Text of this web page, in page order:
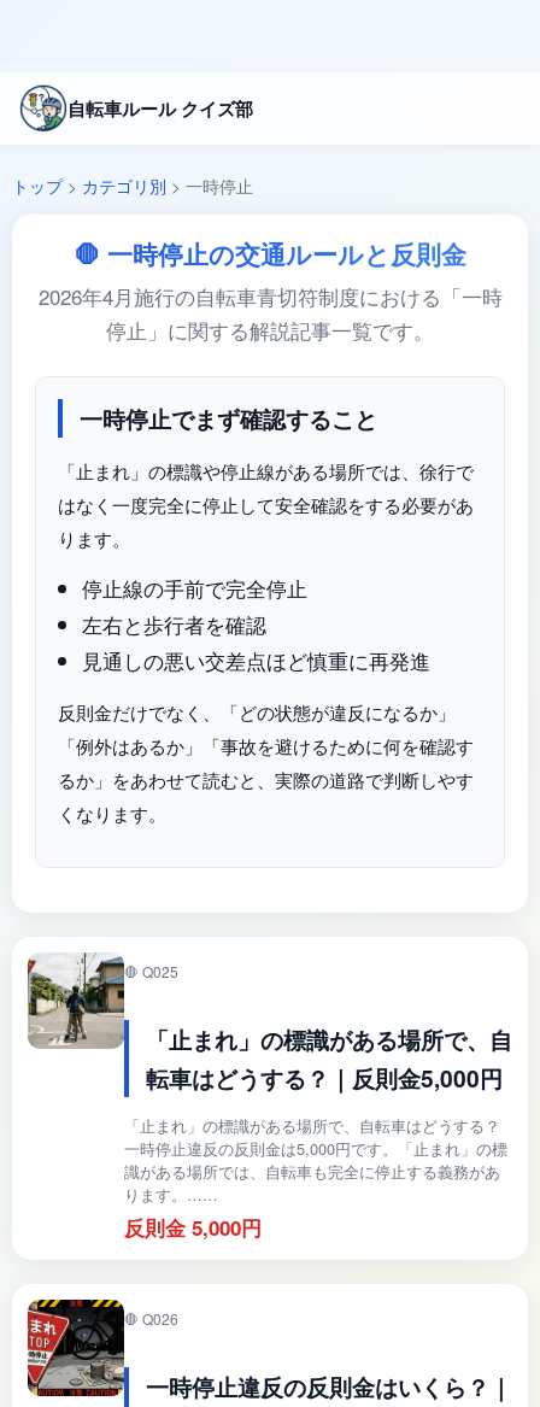
自転車ルール クイズ部
トップ> カテゴリ別 > 一時停止
🛑 一時停止の交通ルールと反則金
2026年4月施行の自転車青切符制度における「一時
停止」に関する解説記事一覧です。
一時停止でまず確認すること
「止まれ」の標識や停止線がある場所では、徐行で
はなく一度完全に停止して安全確認をする必要があ
ります。
停止線の手前で完全停止
左右と歩行者を確認
見通しの悪い交差点ほど慎重に再発進
反則金だけでなく、「どの状態が違反になるか」
「例外はあるか」「事故を避けるために何を確認す
るか」をあわせて読むと、実際の道路で判断しやす
くなります。
🛑 Q025
「止まれ」の標識がある場所で、自
転車はどうする？｜反則金5,000円
「止まれ」の標識がある場所で、自転車はどうする？
一時停止違反の反則金は5,000円です。「止まれ」の標
識がある場所では、自転車も完全に停止する義務があ
ります。……
反則金 5,000円
🛑 Q026
一時停止違反の反則金はいくら？｜